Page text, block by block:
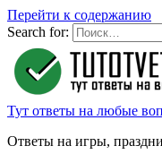
Перейти к содержанию
Search for:
Тут ответы на любые
Ответы на игры,